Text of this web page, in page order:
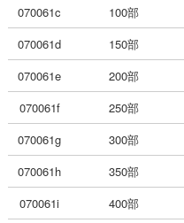
070061c 100部
070061d 150部
070061e 200部
070061f 250部
070061g 300部
070061h 350部
070061i 400部